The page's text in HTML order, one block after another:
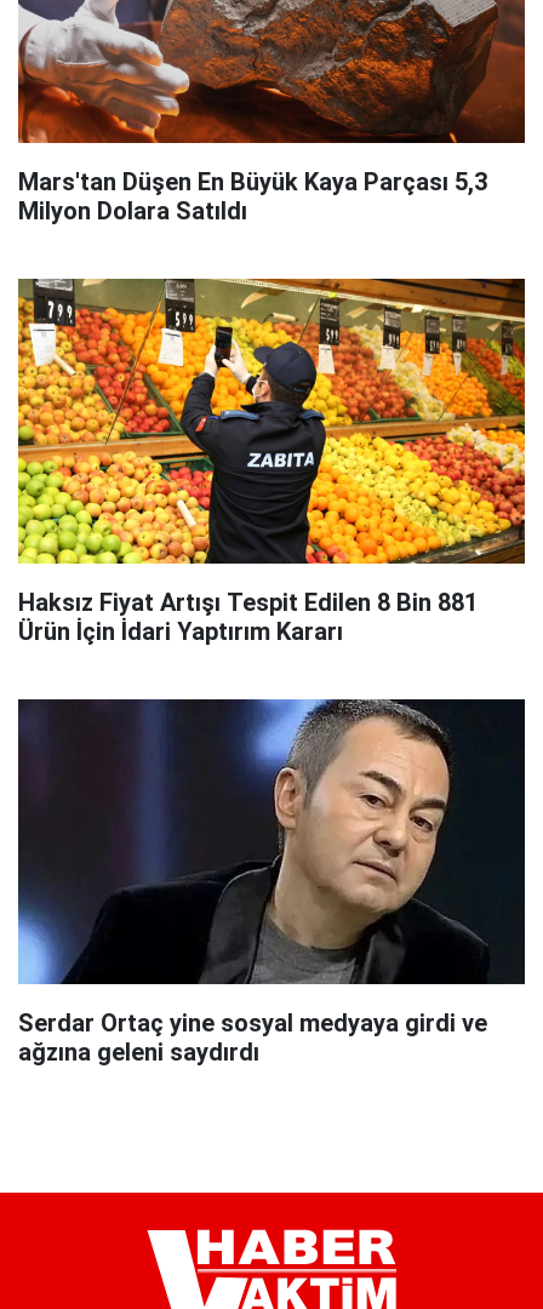
Mars'tan Düşen En Büyük Kaya Parçası 5,3
Milyon Dolara Satıldı
Haksız Fiyat Artışı Tespit Edilen 8 Bin 881
Ürün İçin İdari Yaptırım Kararı
Serdar Ortaç yine sosyal medyaya girdi ve
ağzına geleni saydırdı